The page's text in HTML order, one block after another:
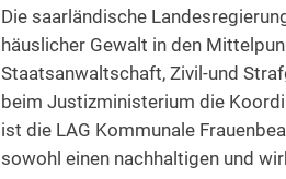
Die saarländische
häuslicher Gewalt in den
Staatsanwaltschaft, Zivil-und
beim Justizministerium die
ist die LAG Kommunale
sowohl einen nachhaltigen und